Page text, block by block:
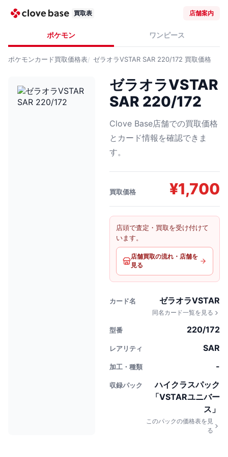
買取表 店舗案内
ポケモン ワンピース
ポケモンカード買取価格表 ゼラオラVSTAR SAR 220/172 買取価格
ゼラオラVSTAR
SAR 220/172
Clove Base店舗での買取価格
とカード情報を確認できま
す。
買取価格 ¥1,700
店頭で査定・買取を受け付けて
います。
店舗買取の流れ・店舗を
見る
カード名 ゼラオラVSTAR
同名カード一覧を見る
型番 220/172
レアリティ SAR
加工・種類 -
収録パック
ハイクラスパック
「VSTARユニバー
ス」
このパックの価格表を見
る